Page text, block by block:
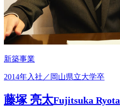
新築事業
2014年入社／岡山県立大学卒
藤塚 亮太Fujitsuka Ryota